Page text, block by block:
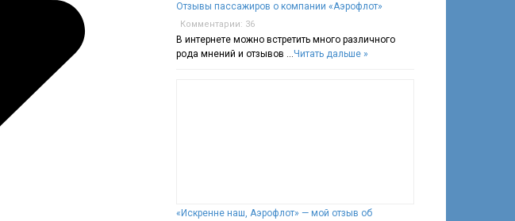
Отзывы пассажиров о компании «Аэрофлот»
Комментарии: 36
В интернете можно встретить много различного
рода мнений и отзывов …Читать дальше »
«Искренне наш, Аэрофлот» — мой отзыв об